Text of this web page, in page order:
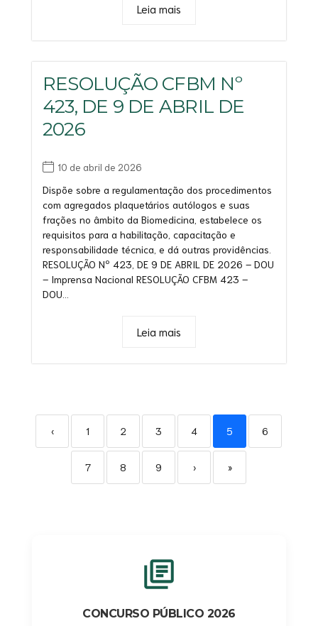
Leia mais
RESOLUÇÃO CFBM Nº
423, DE 9 DE ABRIL DE
2026
10 de abril de 2026
Dispõe sobre a regulamentação dos procedimentos
com agregados plaquetários autólogos e suas
frações no âmbito da Biomedicina, estabelece os
requisitos para a habilitação, capacitação e
responsabilidade técnica, e dá outras providências.
RESOLUÇÃO Nº 423, DE 9 DE ABRIL DE 2026 – DOU
– Imprensa Nacional RESOLUÇÃO CFBM 423 –
DOU...
Leia mais
‹ 1 2 3 4 5 6
7 8 9 › »
CONCURSO PÚBLICO 2026